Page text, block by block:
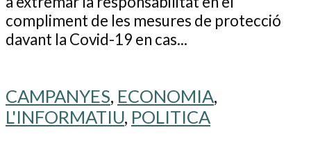
compliment de les mesures de protecció
davant la Covid-19 en cas...
CAMPANYES, ECONOMIA,
L'INFORMATIU, POLITICA